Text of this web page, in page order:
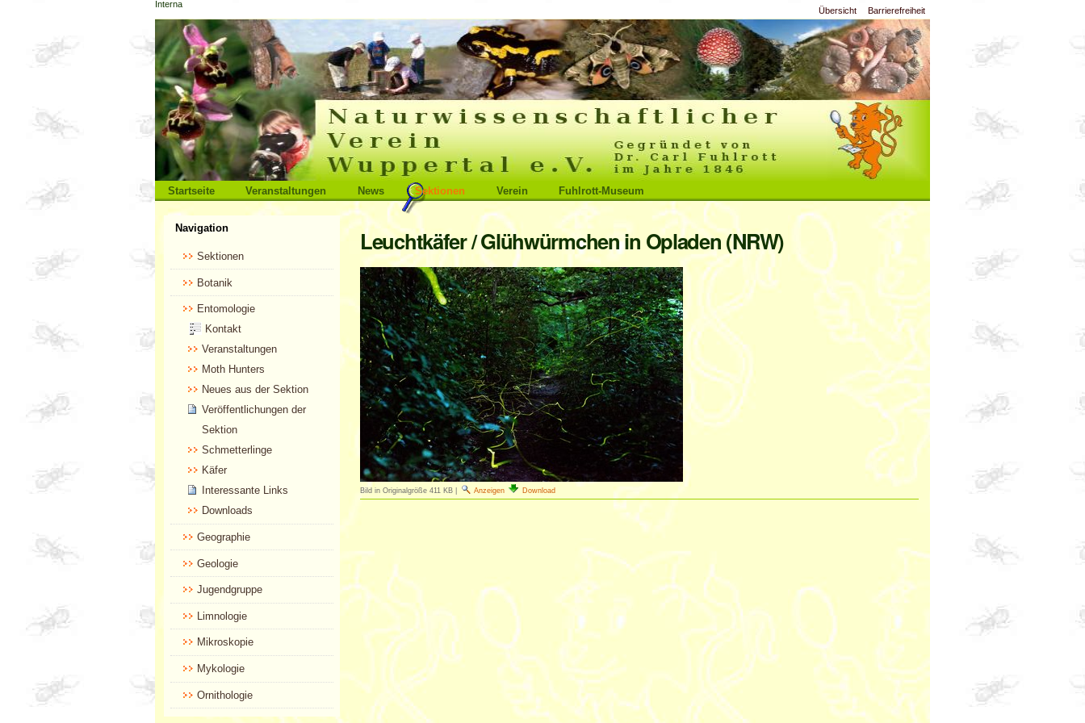
Direkt
zum
Inhalt
|
Direkt
zur
Navigation
Übersicht Barrierefreiheit
Sektionen
Startseite Veranstaltungen News Sektionen Verein Fuhlrott-Museum
Benutzerspezifische
Interna
Leuchtkäfer / Glühwürmchen in Opladen (NRW)
Bild in Originalgröße 411 KB Anzeigen Download
Navigation
Sektionen
Botanik
Entomologie
Kontakt
Veranstaltungen
Moth Hunters
Neues aus der Sektion
Veröffentlichungen der
Sektion
Schmetterlinge
Käfer
Interessante Links
Downloads
Geographie
Geologie
Jugendgruppe
Limnologie
Mikroskopie
Mykologie
Ornithologie